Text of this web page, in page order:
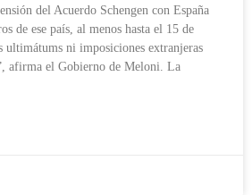
del Acuerdo Schengen con España
de ese país, al menos hasta el 15 de
ultimátums ni imposiciones extranjeras
afirma el Gobierno de Meloni. La